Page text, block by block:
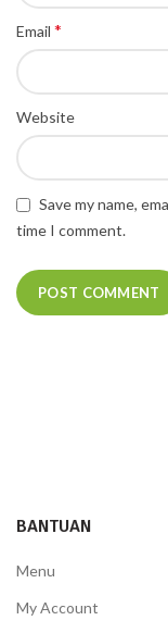
Email *
Website
Save my name,
time I comment.
BANTUAN
Menu
My Account